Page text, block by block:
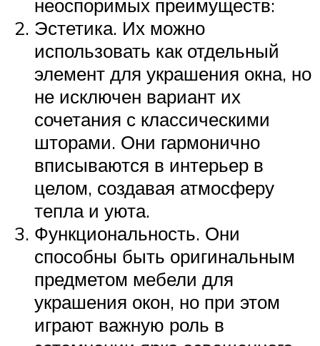
неоспоримых преимуществ:
Эстетика. Их можно
использовать как отдельный
элемент для украшения окна, но
не исключен вариант их
сочетания с классическими
шторами. Они гармонично
вписываются в интерьер в
целом, создавая атмосферу
тепла и уюта.
Функциональность. Они
способны быть оригинальным
предметом мебели для
украшения окон, но при этом
играют важную роль в